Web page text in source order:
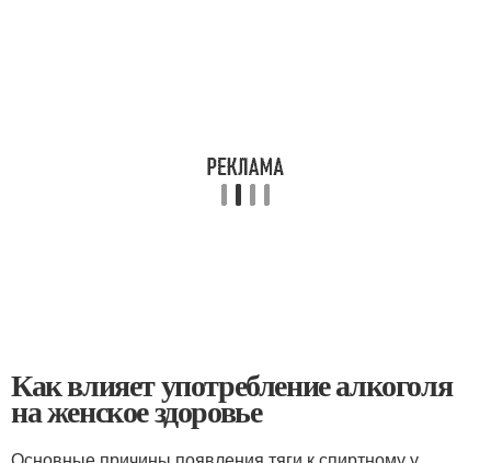
Как влияет употребление алкоголя
на женское здоровье